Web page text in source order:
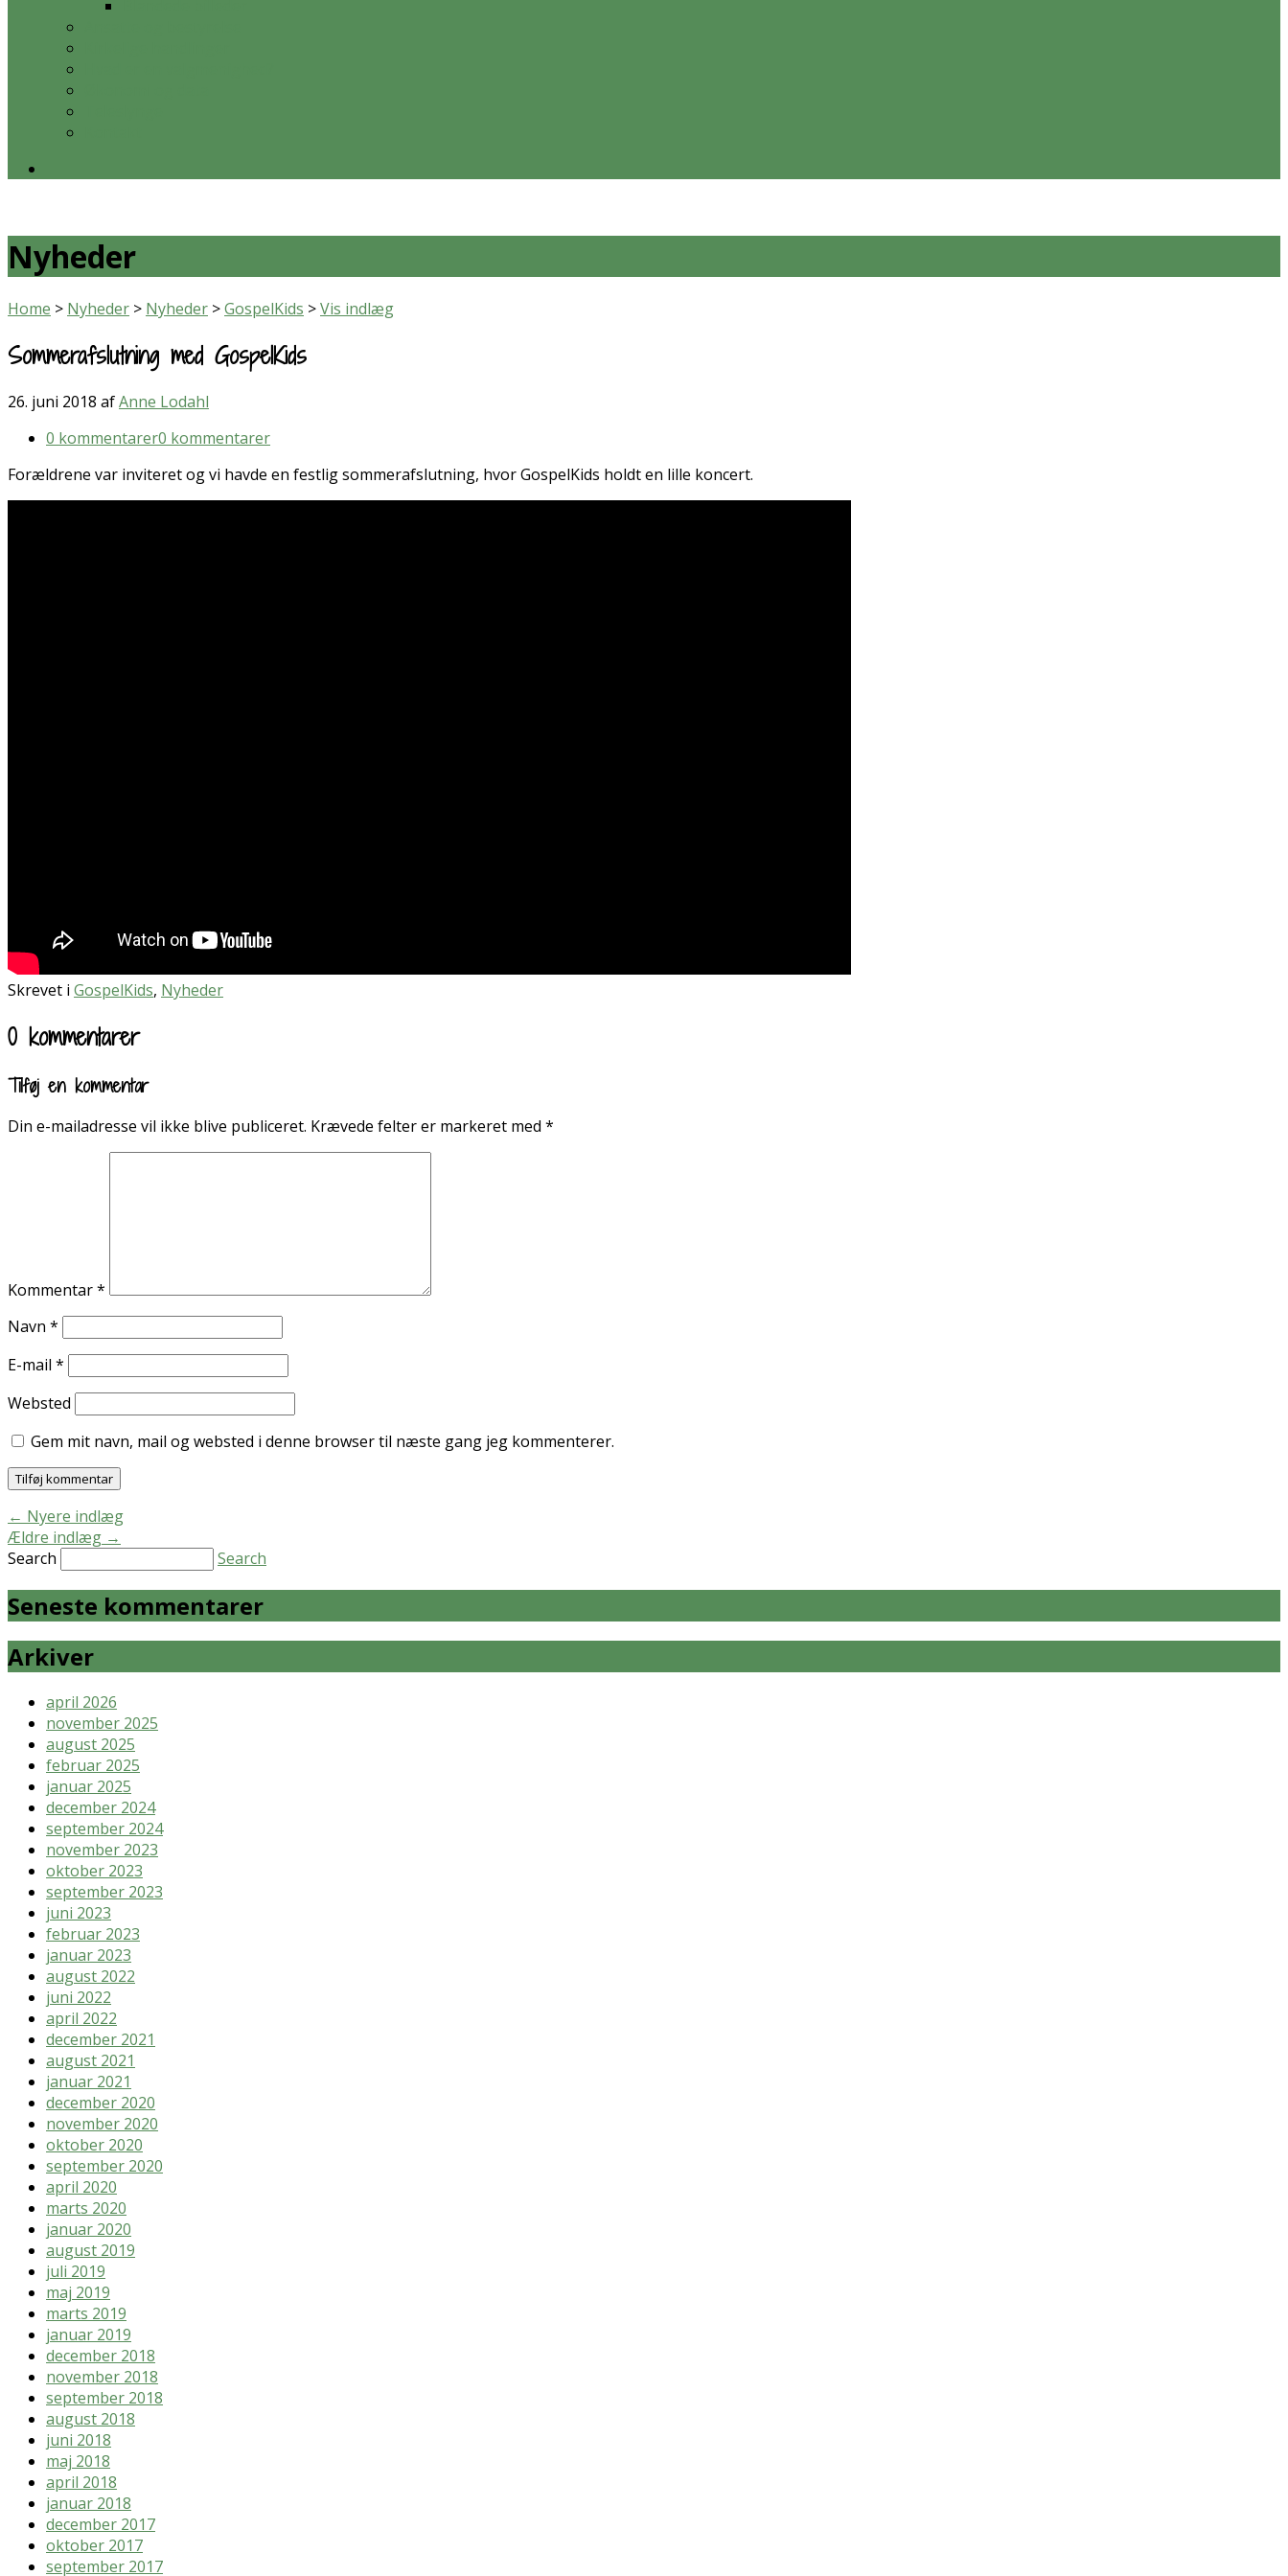
Nyheder
Home > Nyheder > Nyheder >GospelKids >Vis indlæg
Sommerafslutning med GospelKids
26. juni 2018 afAnne Lodahl
0 kommentarer0 kommentarer
Forældrene var inviteret og vi havde en festlig sommerafslutning, hvor GospelKids holdt en lille koncert.
Skrevet i GospelKids, Nyheder
0 kommentarer
Tilføj en kommentar
Din e-mailadresse vil ikke blive publiceret. Krævede felter er markeret med *
Kommentar*
Navn *
E-mail *
Websted
Gem mit navn, mail og websted i denne browser til næste gang jeg kommenterer.
← Nyere indlæg
Ældre indlæg →
Search
Search
Seneste kommentarer
Arkiver
april 2026
november 2025
august 2025
februar 2025
januar 2025
december 2024
september 2024
november 2023
oktober 2023
september 2023
juni 2023
februar 2023
januar 2023
august 2022
juni 2022
april 2022
december 2021
august 2021
januar 2021
december 2020
november 2020
oktober 2020
september 2020
april 2020
marts 2020
januar 2020
august 2019
juli 2019
maj 2019
marts 2019
januar 2019
december 2018
november 2018
september 2018
august 2018
juni 2018
maj 2018
april 2018
januar 2018
december 2017
oktober 2017
september 2017